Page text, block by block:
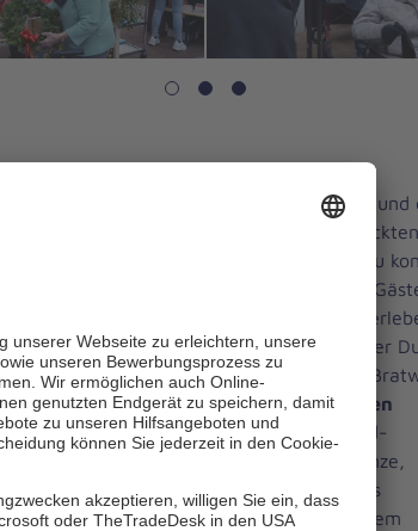
, wie man ihn sich wünscht – und
vor der Haustür: Auf der festlich geschmückten,
Terrasse des Johanniter-Stift Gronau
und Bewohner, Angehörige und
ganz besonderen vorweihnachtlichen Tag
war kurz, die Atmosphäre warm, und der
Schmalzbrot und frisch gegrillter
in der Luft. An liebevoll dekorierten
gab es viel zu entdecken: Second-Hand-
selbst gebundene Türkränze,
sowie kunstvolle Bastelarbeiten aus
gefertigt von einer Bewohnerin aus dem